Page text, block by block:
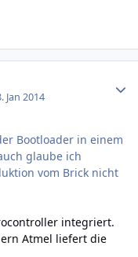
Jan 2014
Bootloader in einem
glaube ich
vom Brick nicht
integriert.
Atmel liefert die